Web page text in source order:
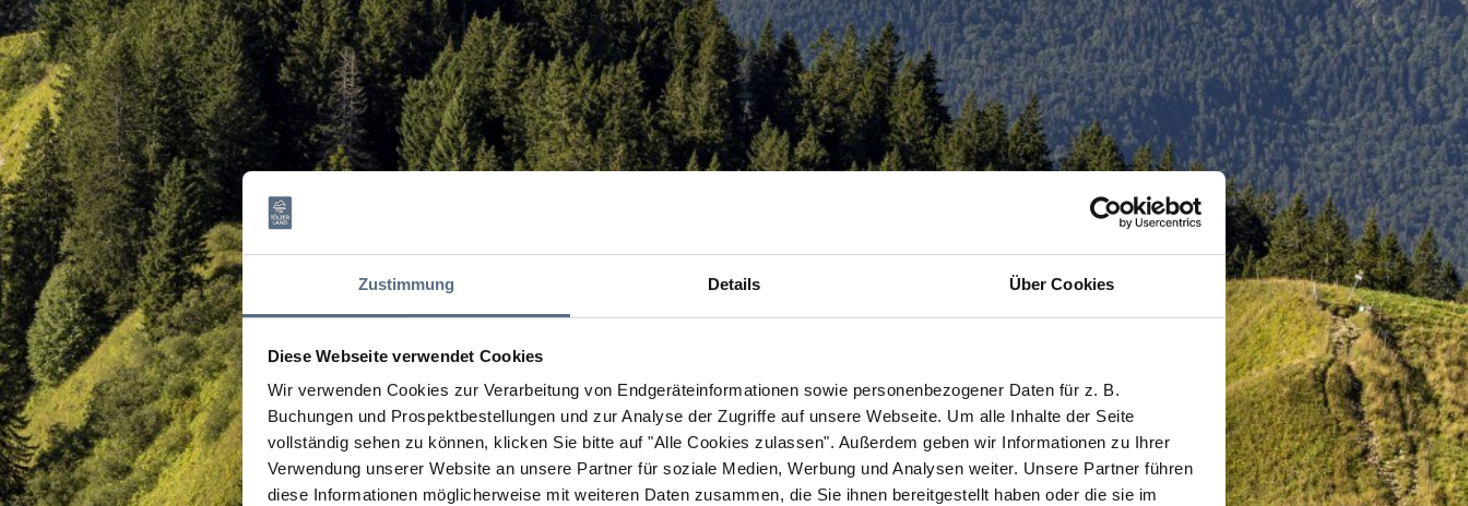
Zustimmung Details Über Cookies
Diese Webseite verwendet Cookies
Wir verwenden Cookies zur Verarbeitung von Endgeräteinformationen sowie personenbezogener Daten für z. B.
Buchungen und Prospektbestellungen und zur Analyse der Zugriffe auf unsere Webseite. Um alle Inhalte der Seite
vollständig sehen zu können, klicken Sie bitte auf "Alle Cookies zulassen". Außerdem geben wir Informationen zu Ihrer
Verwendung unserer Website an unsere Partner für soziale Medien, Werbung und Analysen weiter. Unsere Partner führen
diese Informationen möglicherweise mit weiteren Daten zusammen, die Sie ihnen bereitgestellt haben oder die sie im